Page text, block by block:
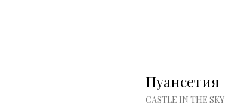
Пуансетия
CASTLE IN THE SKY